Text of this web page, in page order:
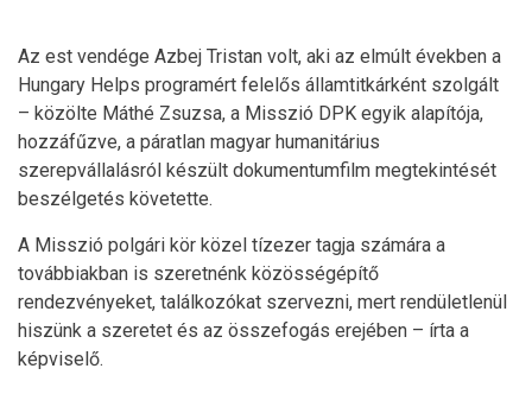
Az est vendége Azbej Tristan volt, aki az elmúlt években a
Hungary Helps programért felelős államtitkárként szolgált
– közölte Máthé Zsuzsa, a Misszió DPK egyik alapítója,
hozzáfűzve, a páratlan magyar humanitárius
szerepvállalásról készült dokumentumfilm megtekintését
beszélgetés követette.
A Misszió polgári kör közel tízezer tagja számára a
továbbiakban is szeretnénk közösségépítő
rendezvényeket, találkozókat szervezni, mert rendületlenül
hiszünk a szeretet és az összefogás erejében – írta a
képviselő.